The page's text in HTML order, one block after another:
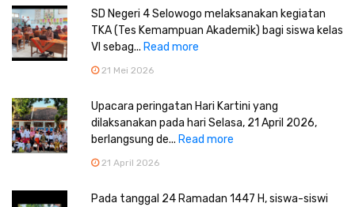
SD Negeri 4 Selowogo melaksanakan kegiatan
TKA (Tes Kemampuan Akademik) bagi siswa kelas
VI sebag... Read more
21 Mei 2026
Upacara peringatan Hari Kartini yang
dilaksanakan pada hari Selasa, 21 April 2026,
berlangsung de... Read more
21 April 2026
Pada tanggal 24 Ramadan 1447 H, siswa-siswi